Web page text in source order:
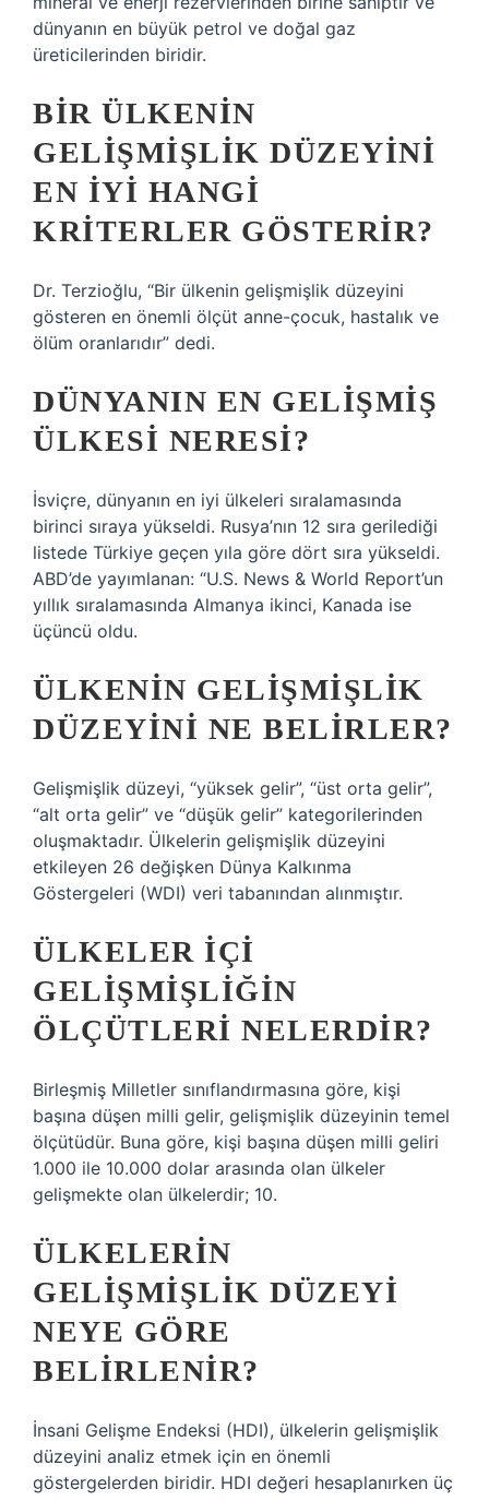
dünyanın en büyük petrol ve doğal gaz
üreticilerinden biridir.
BIR ÜLKENIN
GELIŞMIŞLIK DÜZEYINI
EN IYI HANGI
KRITERLER GÖSTERIR?
Dr. Terzioğlu, “Bir ülkenin gelişmişlik düzeyini
gösteren en önemli ölçüt anne-çocuk, hastalık ve
ölüm oranlarıdır” dedi.
DÜNYANIN EN GELIŞMIŞ
ÜLKESI NERESI?
İsviçre, dünyanın en iyi ülkeleri sıralamasında
birinci sıraya yükseldi. Rusya’nın 12 sıra gerilediği
listede Türkiye geçen yıla göre dört sıra yükseldi.
ABD’de yayımlanan: “U.S. News & World Report’un
yıllık sıralamasında Almanya ikinci, Kanada ise
üçüncü oldu.
ÜLKENIN GELIŞMIŞLIK
DÜZEYINI NE BELIRLER?
Gelişmişlik düzeyi, “yüksek gelir”, “üst orta gelir”,
“alt orta gelir” ve “düşük gelir” kategorilerinden
oluşmaktadır. Ülkelerin gelişmişlik düzeyini
etkileyen 26 değişken Dünya Kalkınma
Göstergeleri (WDI) veri tabanından alınmıştır.
ÜLKELER IÇI
GELIŞMIŞLIĞIN
ÖLÇÜTLERI NELERDIR?
Birleşmiş Milletler sınıflandırmasına göre, kişi
başına düşen milli gelir, gelişmişlik düzeyinin temel
ölçütüdür. Buna göre, kişi başına düşen milli geliri
1.000 ile 10.000 dolar arasında olan ülkeler
gelişmekte olan ülkelerdir; 10.
ÜLKELERIN
GELIŞMIŞLIK DÜZEYI
NEYE GÖRE
BELIRLENIR?
İnsani Gelişme Endeksi (HDI), ülkelerin gelişmişlik
düzeyini analiz etmek için en önemli
göstergelerden biridir. HDI değeri hesaplanırken üç